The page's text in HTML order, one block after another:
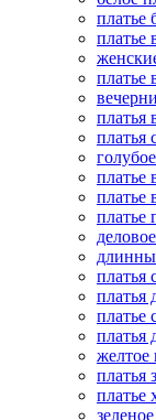
платье
платье
платье
платья
платья
платье
платье
платье
платья
платья
платье
платья
желтое
платья
платье